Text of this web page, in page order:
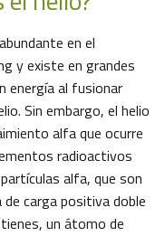
en el
y existe en grandes
energía al fusionar
Sin embargo, el helio
alfa que ocurre
radioactivos
alfa, que son
carga positiva doble
un átomo de